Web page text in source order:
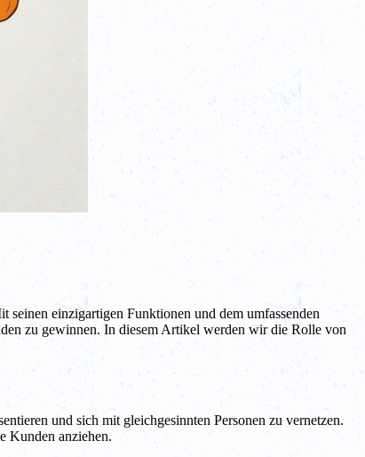
einzigartigen Funktionen und dem umfassenden
zu gewinnen. In diesem Artikel werden wir die Rolle von
und sich mit gleichgesinnten Personen zu vernetzen.
Kunden anziehen.